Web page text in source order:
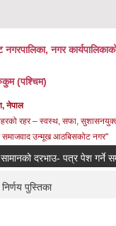
नगर
(पश्चिम)
नेपाल
रहर – स्वस्थ, सफा,
समाजवाद उन्मूख आठबिसकोट नगर"
दरभाउ- पत्र पेश गर्ने
पुस्तिका